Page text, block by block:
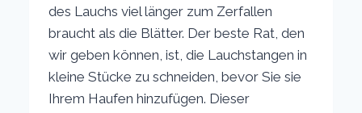
des Lauchs viel länger zum Zerfallen
braucht als die Blätter. Der beste Rat, den
wir geben können, ist, die Lauchstangen in
kleine Stücke zu schneiden, bevor Sie sie
Ihrem Haufen hinzufügen. Dieser